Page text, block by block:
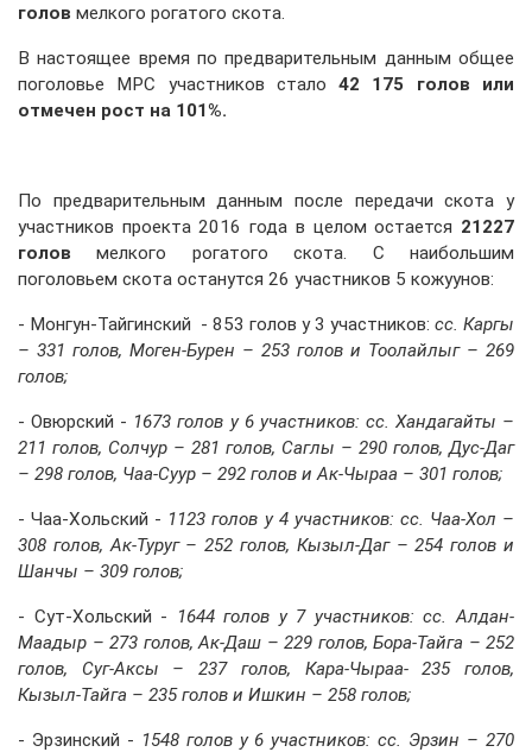
голов мелкого рогатого скота.
В настоящее время по предварительным данным общее
поголовье МРС участников стало42 175 голов или
отмечен рост на 101%.
По предварительным данным после передачи скота у
участников проекта 2016 года в целом остается 21227
голов мелкого рогатого скота. С наибольшим
поголовьем скота останутся 26 участников 5 кожуунов:
- Монгун-Тайгинский - 853 голов у 3 участников: сс. Каргы
– 331 голов, Моген-Бурен – 253 голов и Тоолайлыг – 269
голов;
- Овюрский - 1673 голов у 6 участников: сс. Хандагайты –
211 голов, Солчур – 281 голов, Саглы – 290 голов, Дус-Даг
– 298 голов, Чаа-Суур – 292 голов и Ак-Чыраа – 301 голов;
- Чаа-Хольский - 1123 голов у 4 участников: сс. Чаа-Хол –
308 голов, Ак-Туруг – 252 голов, Кызыл-Даг – 254 голов и
Шанчы – 309 голов;
- Сут-Хольский -
1644 голов у 7 участников: сс. Алдан-
Маадыр – 273 голов, Ак-Даш – 229 голов, Бора-Тайга – 252
голов, Суг-Аксы – 237 голов, Кара-Чыраа- 235 голов,
Кызыл-Тайга – 235 голов и Ишкин – 258 голов;
- Эрзинский - 1548 голов у 6 участников: сс. Эрзин – 270